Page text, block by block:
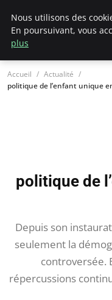
Chasseur De
Accueil
Actualité
politique de l’enfant unique
politique de
Depuis son
seulement la
controversée.
répercussions
Nous utilisons des
En poursuivant, vous
plus